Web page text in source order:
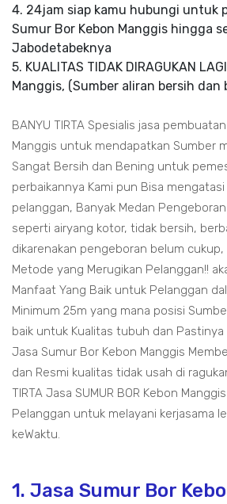
4. 24jam siap kamu hubungi untuk
Sumur Bor Kebon Manggis hingga
Jabodetabeknya
5. KUALITAS TIDAK DIRAGUKAN
Manggis, (Sumber aliran bersih dan
BANYU TIRTA Spesialis jasa
Manggis untuk mendapatkan Sumber
Sangat Bersih dan Bening untuk
perbaikannya Kami pun Bisa
pelanggan, Banyak Medan
seperti airyang kotor, tidak bersih,
dikarenakan pengeboran belum cukup,
Metode yang Merugikan Pelanggan!!
Manfaat Yang Baik untuk Pelanggan
Minimum 25m yang mana posisi
baik untuk Kualitas tubuh dan
Jasa Sumur Bor Kebon Manggis
dan Resmi kualitas tidak usah di
TIRTA Jasa SUMUR BOR Kebon
Pelanggan untuk melayani kerjasama
keWaktu.
1. Jasa Sumur Bor